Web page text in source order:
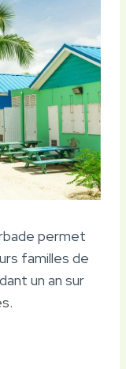
permet
familles de
un an sur